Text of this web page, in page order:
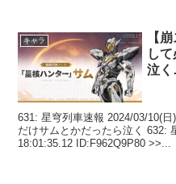
キャラ
【
し
泣
631: 星穹列車速報 2024/03/10(
だけサムとかだったら泣く 632:
18:01:35.12 ID:F962Q9P80 >>...